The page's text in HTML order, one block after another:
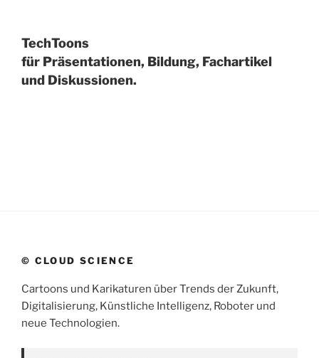
TechToons
für Präsentationen, Bildung, Fachartikel
und Diskussionen.
© CLOUD SCIENCE
Cartoons und Karikaturen über Trends der Zukunft,
Digitalisierung, Künstliche Intelligenz, Roboter und
neue Technologien.